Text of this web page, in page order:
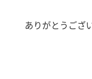
ありがとうござ